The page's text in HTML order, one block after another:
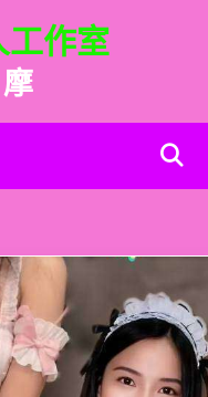
工作室